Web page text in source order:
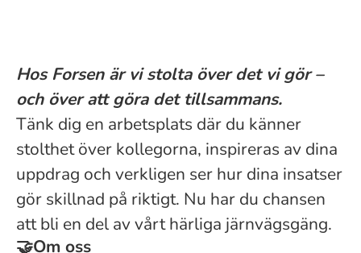
Hos Forsen är vi stolta över det vi gör –
och över att göra det tillsammans.
Tänk dig en arbetsplats där du känner
stolthet över kollegorna, inspireras av dina
uppdrag och verkligen ser hur dina insatser
gör skillnad på riktigt. Nu har du chansen
att bli en del av vårt härliga järnvägsgäng.
🤝Om oss